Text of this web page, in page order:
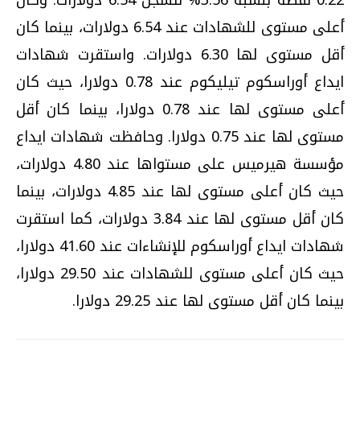
أعلى مستوى للشهادات عند 6.54 دولارات، بينما كان
أقل مستوى لها 6.30 دولارات. واستقرت شهادات
ايداع أوراسكوم تيليكوم عند 0.78 دولارا، حيث كان
أعلى مستوى لها عند 0.78 دولارا، بينما كان أقل
مستوى لها عند 0.75 دولارا. وحافظت شهادات ايداع
مؤسسة هيرميس على مستواها عند 4.80 دولارات،
حيث كان أعلى مستوى لها عند 4.85 دولارات، بينما
كان أقل مستوى لها عند 3.84 دولارات، كما استقرت
شهادات ايداع أوراسكوم للإنشاءات عند 41.60 دولارا،
حيث كان أعلى مستوى للشهادات عند 29.50 دولارا،
بينما كان أقل مستوى لها عند 29.25 دولارا.